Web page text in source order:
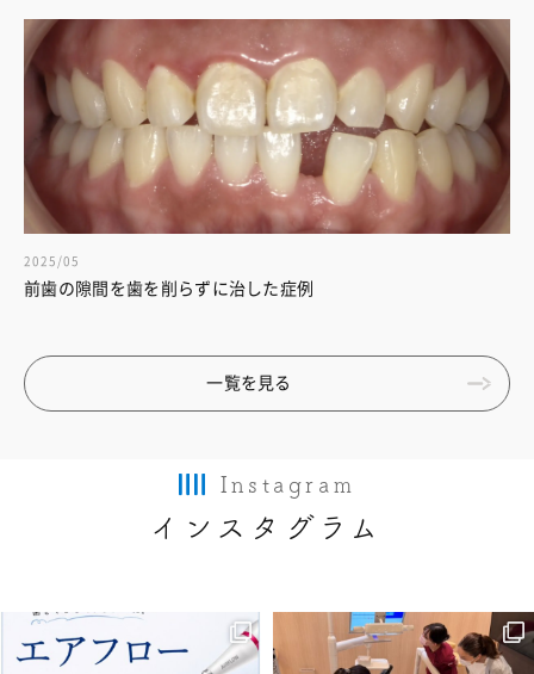
2025/05
前歯の隙間を歯を削らずに治した症例
一覧を見る
Instagram
インスタグラム